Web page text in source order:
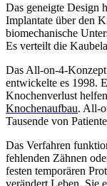
Das geneigte Design
Implantate über den
biomechanische
Es verteilt die
Das All-on-4-
entwickelte es 1998.
Knochenverlust
Knochenaufbau. All-
Tausende von
Das Verfahren
fehlenden Zähnen
festen temporären
verändert Leben. Sie